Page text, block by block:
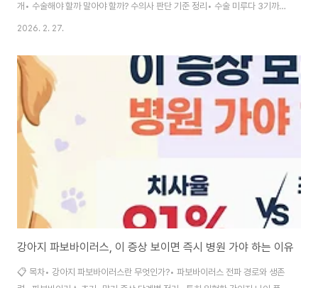
개• 수술해야 할까 말아야 할까? 수의사 판단 기준 정리• 수술 미루다 3기까지
악화된 보호자 실패 경험담• 수술 전후 홈케어와 단계별 재활 운동 루틴• 보호
다리를 번쩍 들어올리는 강아지를 보신 적 있으신가요? 잠깐 세 발로 걷다가 다
시 멀쩡하게 네 발로 뛰어다니니까 "괜찮은가 보다" 하고 넘기기 쉬운데요. 사
실 이 행동이야말로 슬개골 탈구의 가장 대표적인 초기 경고 신호거든요.저는
반려견 건강 콘텐츠를 10년 넘게 다뤄오면서 슬개골 탈구 관련 사연을 수백 건
이상 ..
2026. 2. 27.
강아지 파보바이러스, 이 증상 보이면 즉시 병원 가야 하는 이유
📋 목차• 강아지 파보바이러스란 무엇인가?• 파보바이러스 전파 경로와 생존